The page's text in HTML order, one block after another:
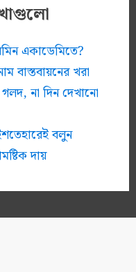
একাডেমিতে?
বাস্তবায়নের খরা
না দিন দেখানো
বলুন
দায়